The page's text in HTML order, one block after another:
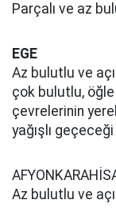
Parçalı ve az
EGE
Az bulutlu ve
çok bulutlu,
çevrelerinin
yağışlı
Az bulutlu ve